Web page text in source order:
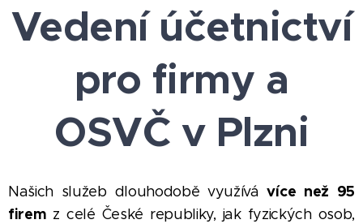
Vedení účetnictví
pro firmy a
OSVČ v Plzni
Našich služeb dlouhodobě využívávíce než 95
firem z celé České republiky, jak fyzických osob,